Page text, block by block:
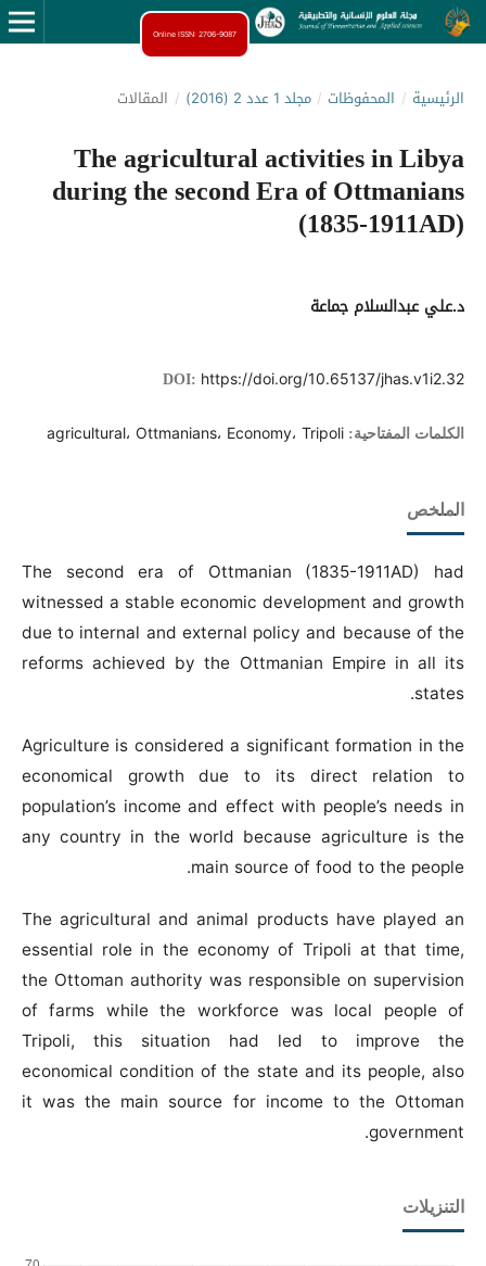
Online ISSN: 2706-9087
الرئيسية / المحفوظات / مجلد 1 عدد 2 (2016) / المقالات
The agricultural activities in Libya
during the second Era of Ottmanians
(1835-1911AD)
د.علي عبدالسلام جماعة
DOI: https://doi.org/10.65137/jhas.v1i2.32
الكلمات المفتاحية: agricultural، Ottmanians، Economy، Tripoli
الملخص
The second era of Ottmanian (1835-1911AD) had
witnessed a stable economic development and growth
due to internal and external policy and because of the
reforms achieved by the Ottmanian Empire in all its
states.
Agriculture is considered a significant formation in the
economical growth due to its direct relation to
population’s income and effect with people’s needs in
any country in the world because agriculture is the
main source of food to the people.
The agricultural and animal products have played an
essential role in the economy of Tripoli at that time,
the Ottoman authority was responsible on supervision
of farms while the workforce was local people of
Tripoli, this situation had led to improve the
economical condition of the state and its people, also
it was the main source for income to the Ottoman
government.
التنزيلات